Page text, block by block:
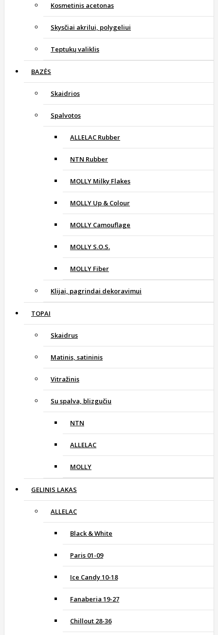
Kosmetinis acetonas
Skysčiai akrilui, polygeliui
Teptukų valiklis
BAZĖS
Skaidrios
Spalvotos
ALLELAC Rubber
NTN Rubber
MOLLY Milky Flakes
MOLLY Up & Colour
MOLLY Camouflage
MOLLY S.O.S.
MOLLY Fiber
Klijai, pagrindai dekoravimui
TOPAI
Skaidrus
Matinis, satininis
Vitražinis
Su spalva, blizgučiu
NTN
ALLELAC
MOLLY
GELINIS LAKAS
ALLELAC
Black & White
Paris 01-09
Ice Candy 10-18
Fanaberia 19-27
Chillout 28-36